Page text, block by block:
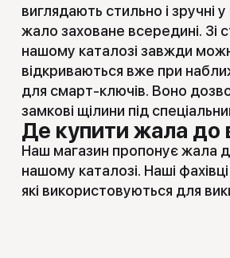
виглядають стильно і зручні
жало заховане всередині.
нашому каталозі завжди
відкриваються вже при
для смарт-ключів. Воно
замкові щілини під
Де купити жала до
Наш магазин пропонує жала
нашому каталозі. Наші
які використовуються для